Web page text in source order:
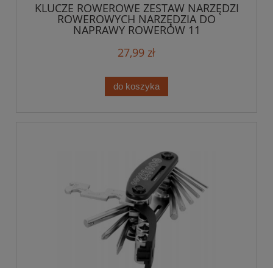
KLUCZE ROWEROWE ZESTAW NARZĘDZI
ROWEROWYCH NARZĘDZIA DO
NAPRAWY ROWERÓW 11
27,99 zł
do koszyka